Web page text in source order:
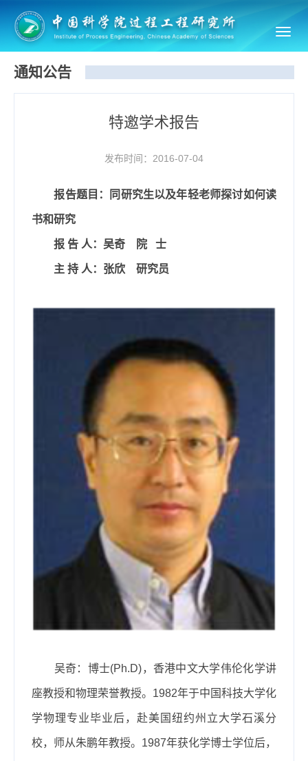
通知公告
特邀学术报告
发布时间：2016-07-04
报告题目： 同研究生以及年轻老师探讨如何读
书和研究
报 告 人： 吴奇 院 士
主 持 人： 张欣 研究员
吴奇：博士(Ph.D)，香港中文大学伟伦化学讲
座教授和物理荣誉教授。 1982年于中国科技大学化
学物理专业毕业后，赴美国纽约州立大学石溪分
校，师从朱鹏年教授。 1987年获化学博士学位后，